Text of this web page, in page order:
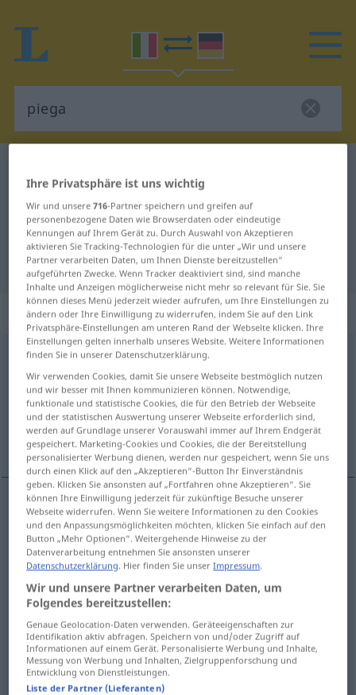
Italienisch-Deutsch Übersetzung
für "piega"
"piega" Deutsch Übersetzung
„piega“: femminile
piega [ˈpjɛːga]f <pl-ghe>
Übersicht aller Übersetzungen
(Für mehr Details die Übersetzung anklicken/antippen)
Falte Beuge Weitere Beispiele...
Faltef piega
Beuge
Beispiele
mettere icapelli in piega
dasHaar legen
Ihre Privatsphäre ist uns wichtig
Wir und unsere716-Partner speichern und greifen auf
personenbezogene Daten wie Browserdaten oder eindeutige
Kennungen auf Ihrem Gerät zu. Durch Auswahl von Akzeptieren
aktivieren Sie Tracking-Technologien für die unter „Wir und unsere
Partner verarbeiten Daten, um Ihnen Dienste bereitzustellen“
aufgeführten Zwecke. Wenn Tracker deaktiviert sind, sind manche
Inhalte und Anzeigen möglicherweise nicht mehr so relevant für Sie. Sie
können dieses Menü jederzeit wieder aufrufen, um Ihre Einstellungen zu
ändern oder Ihre Einwilligung zu widerrufen, indem Sie auf den Link
Privatsphäre-Einstellungen am unteren Rand der Webseite klicken. Ihre
Einstellungen gelten innerhalb unseres Website. Weitere Informationen
finden Sie in unserer Datenschutzerklärung.
Wir verwenden Cookies, damit Sie unsere Webseite bestmöglich nutzen
und wir besser mit Ihnen kommunizieren können. Notwendige,
funktionale und statistische Cookies, die für den Betrieb der Webseite
und der statistischen Auswertung unserer Webseite erforderlich sind,
werden auf Grundlage unserer Vorauswahl immer auf Ihrem Endgerät
gespeichert. Marketing-Cookies und Cookies, die der Bereitstellung
personalisierter Werbung dienen, werden nur gespeichert, wenn Sie uns
durch einen Klick auf den „Akzeptieren“-Button Ihr Einverständnis
geben. Klicken Sie ansonsten auf „Fortfahren ohne Akzeptieren“. Sie
können Ihre Einwilligung jederzeit für zukünftige Besuche unserer
Webseite widerrufen. Wenn Sie weitere Informationen zu den Cookies
und den Anpassungsmöglichkeiten möchten, klicken Sie einfach auf den
Button „Mehr Optionen“. Weitergehende Hinweise zu der
Datenverarbeitung entnehmen Sie ansonsten unserer
Datenschutzerklärung. Hier finden Sie unserImpressum.
Wir und unsere Partner verarbeiten Daten, um
Folgendes bereitzustellen:
Genaue Geolocation-Daten verwenden. Geräteeigenschaften zur
Identifikation aktiv abfragen. Speichern von und/oder Zugriff auf
Informationen auf einem Gerät. Personalisierte Werbung und Inhalte,
Messung von Werbung und Inhalten, Zielgruppenforschung und
Entwicklung von Dienstleistungen.
Liste der Partner (Lieferanten)